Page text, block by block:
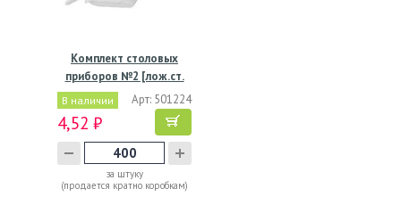
Комплект столовых
приборов №2 [лож.ст.
165…
В наличии Арт: 501224
4,52 ₽
за штуку
(продается кратно коробкам)